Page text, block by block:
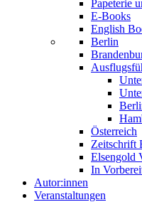
Papeterie
E-Books
English
Berlin
Österreich
Zeitschrift
Elsengold
In
Autor:innen
Veranstaltungen